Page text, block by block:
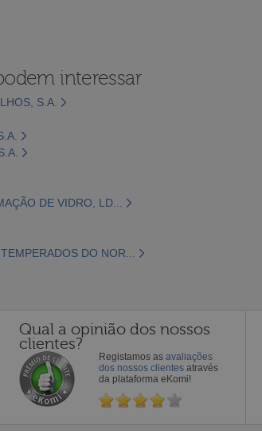
interessar
S.A.
DE VIDRO, LD...
DO NOR...
Qual a opinião dos nossos
clientes?
Registamos as avaliações
dos nossos clientes através
da plataforma eKomi!